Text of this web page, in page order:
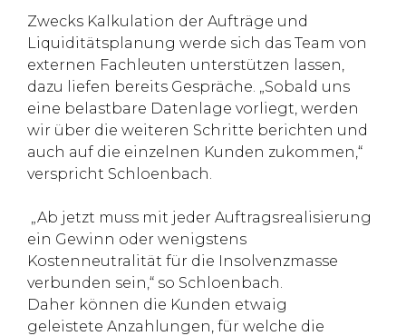
Zwecks Kalkulation der Aufträge und
Liquiditätsplanung werde sich das Team von
externen Fachleuten unterstützen lassen,
dazu liefen bereits Gespräche. „Sobald uns
eine belastbare Datenlage vorliegt, werden
wir über die weiteren Schritte berichten und
auch auf die einzelnen Kunden zukommen,“
verspricht Schloenbach.
„Ab jetzt muss mit jeder Auftragsrealisierung
ein Gewinn oder wenigstens
Kostenneutralität für die Insolvenzmasse
verbunden sein,“ so Schloenbach.
Daher können die Kunden etwaig
geleistete Anzahlungen, für welche die